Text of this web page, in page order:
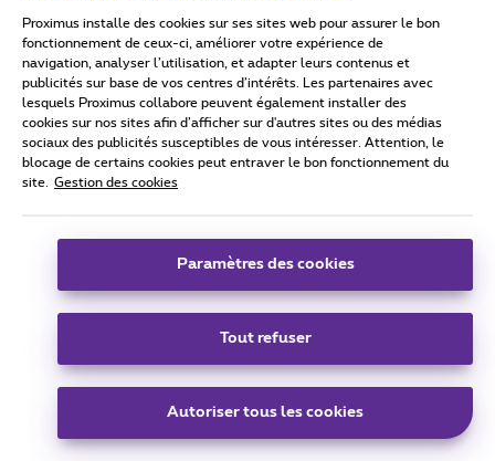
un resto pour ses temps de midi !!
Voila me suis encore laissez allez .
@fred212 calme clame vous vous emportez la .
Il a toujours rien de prévu chez vous sinon ? Moi j’ai pas
Proximus installe des cookies sur ses sites web pour assurer le bon
fonctionnement de ceux-ci, améliorer votre expérience de
navigation, analyser l’utilisation, et adapter leurs contenus et
publicités sur base de vos centres d’intérêts. Les partenaires avec
lesquels Proximus collabore peuvent également installer des
cookies sur nos sites afin d’afficher sur d'autres sites ou des médias
sociaux des publicités susceptibles de vous intéresser. Attention, le
blocage de certains cookies peut entraver le bon fonctionnement du
site.
Gestion des cookies
Paramètres des cookies
Tout refuser
Autoriser tous les cookies